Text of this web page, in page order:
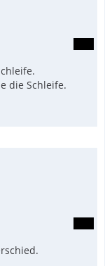
die Schleife.